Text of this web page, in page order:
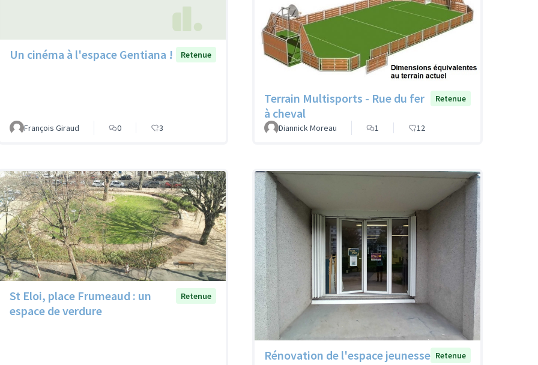
Un cinéma à l'espace Gentiana ! Retenue
François Giraud 0 3
Terrain Multisports - Rue du fer
à cheval
Retenue
Diannick Moreau 1 12
St Eloi, place Frumeaud : un
espace de verdure
Retenue
Rénovation de l'espace jeunesse Retenue